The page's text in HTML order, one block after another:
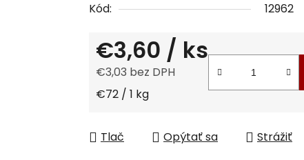
Kód:
12962
€3,60 / ks
€3,03 bez DPH
Jednotková cena:
€72 / 1 kg
Tlač Opýtať sa Strážiť